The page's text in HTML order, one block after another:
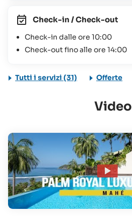
Check-in / Check-out
Check-in dalle ore 10:00
Check-out fino alle ore 14:00
Tutti i servizi (31) Offerte
Video